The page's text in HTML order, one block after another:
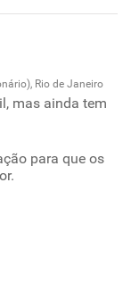
Rio de Janeiro
mas ainda tem
para que os